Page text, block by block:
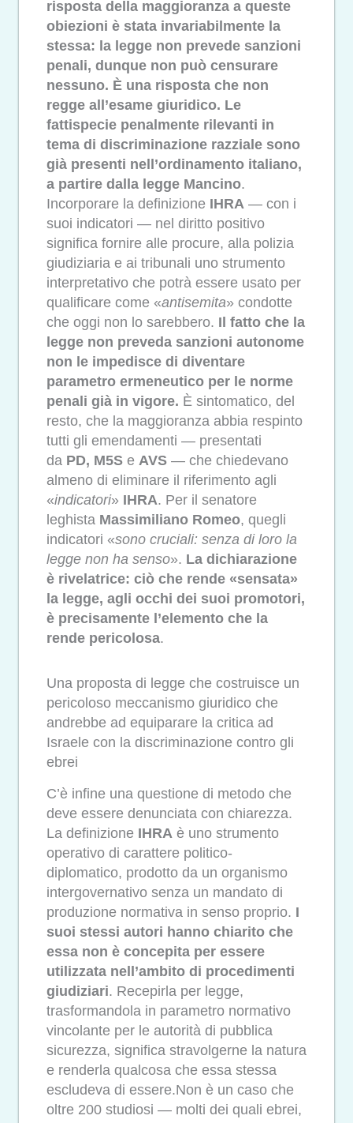
risposta della maggioranza a queste
obiezioni è stata invariabilmente la
stessa: la legge non prevede sanzioni
penali, dunque non può censurare
nessuno. È una risposta che non
regge all’esame giuridico. Le
fattispecie penalmente rilevanti in
tema di discriminazione razziale sono
già presenti nell’ordinamento italiano,
a partire dalla legge Mancino.
Incorporare la definizione IHRA — con i
suoi indicatori — nel diritto positivo
significa fornire alle procure, alla polizia
giudiziaria e ai tribunali uno strumento
interpretativo che potrà essere usato per
qualificare come «antisemita» condotte
che oggi non lo sarebbero. Il fatto che la
legge non preveda sanzioni autonome
non le impedisce di diventare
parametro ermeneutico per le norme
penali già in vigore. È sintomatico, del
resto, che la maggioranza abbia respinto
tutti gli emendamenti — presentati
da PD, M5S e AVS — che chiedevano
almeno di eliminare il riferimento agli
«indicatori» IHRA. Per il senatore
leghista Massimiliano Romeo, quegli
indicatori «sono cruciali: senza di loro la
legge non ha senso». La dichiarazione
è rivelatrice: ciò che rende «sensata»
la legge, agli occhi dei suoi promotori,
è precisamente l’elemento che la
rende pericolosa.
Una proposta di legge che costruisce un
pericoloso meccanismo giuridico che
andrebbe ad equiparare la critica ad
Israele con la discriminazione contro gli
ebrei
C’è infine una questione di metodo che
deve essere denunciata con chiarezza.
La definizione IHRA è uno strumento
operativo di carattere politico-
diplomatico, prodotto da un organismo
intergovernativo senza un mandato di
produzione normativa in senso proprio. I
suoi stessi autori hanno chiarito che
essa non è concepita per essere
utilizzata nell’ambito di procedimenti
giudiziari. Recepirla per legge,
trasformandola in parametro normativo
vincolante per le autorità di pubblica
sicurezza, significa stravolgerne la natura
e renderla qualcosa che essa stessa
escludeva di essere.Non è un caso che
oltre 200 studiosi — molti dei quali ebrei,